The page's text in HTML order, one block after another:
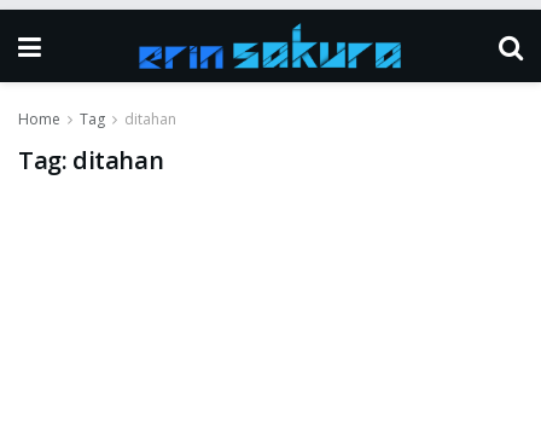
Home Tag ditahan
Tag: ditahan